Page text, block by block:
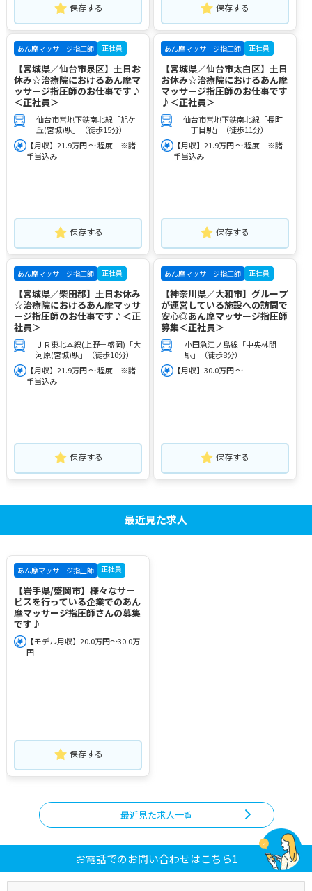
保存する 保存する
あん摩マッサージ指圧師 正社員
【宮城県／仙台市泉区】土日お
休み☆治療院におけるあん摩マ
ッサージ指圧師のお仕事です♪
＜正社員＞
仙台市営地下鉄南北線「旭ケ
丘(宮城)駅」（徒歩15分）
【月収】21.9万円 ～ 程度 ※諸
手当込み
保存する
あん摩マッサージ指圧師 正社員
【宮城県／仙台市太白区】土日
お休み☆治療院におけるあん摩
マッサージ指圧師のお仕事です
♪＜正社員＞
仙台市営地下鉄南北線「長町
一丁目駅」（徒歩11分）
【月収】21.9万円 ～ 程度 ※諸
手当込み
保存する
あん摩マッサージ指圧師 正社員
【宮城県／柴田郡】土日お休み
☆治療院におけるあん摩マッサ
ージ指圧師のお仕事です♪＜正
社員＞
ＪＲ東北本線(上野－盛岡)「大
河原(宮城)駅」（徒歩10分）
【月収】21.9万円 ～ 程度 ※諸
手当込み
保存する
あん摩マッサージ指圧師 正社員
【神奈川県／大和市】グループ
が運営している施設への訪問で
安心◎あん摩マッサージ指圧師
募集＜正社員＞
小田急江ノ島線「中央林間
駅」（徒歩8分）
【月収】30.0万円 ～
保存する
最近見た求人
あん摩マッサージ指圧師 正社員
【岩手県/盛岡市】様々なサー
ビスを行っている企業でのあん
摩マッサージ指圧師さんの募集
です♪
【モデル月収】20.0万円～30.0万
円
保存する
最近見た求人一覧
お電話でのお問い合わせはこちら1